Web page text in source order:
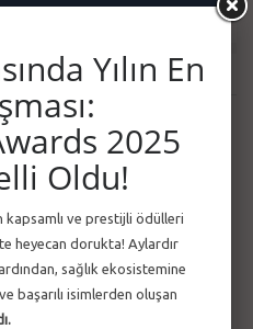
Tüm Duyurular
Doktorclub Awards’ta
Doktorclub Awards’...
Fakültemiz, Doktorclub
Yılın En
2025
Oldu!
kapsamlı ve prestijli ödülleri
heyecan dorukta! Aylardır
sağlık ekosistemine
başarılı isimlerden oluşan